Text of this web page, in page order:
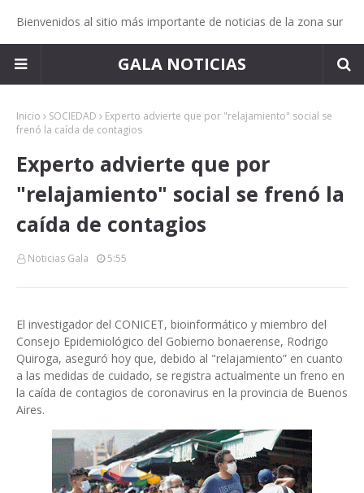
Bienvenidos al sitio más importante de noticias de la zona sur
GALA NOTICIAS
Inicio SOCIEDAD
Experto advierte que por "relajamiento" social se
frenó la caída de contagios
Experto advierte que por
"relajamiento" social se frenó la
caída de contagios
Noticias Gala 5:55
El investigador del CONICET, bioinformático y miembro del
Consejo Epidemiológico del Gobierno bonaerense, Rodrigo
Quiroga, aseguró hoy que, debido al "relajamiento” en cuanto
a las medidas de cuidado, se registra actualmente un freno en
la caída de contagios de coronavirus en la provincia de Buenos
Aires.